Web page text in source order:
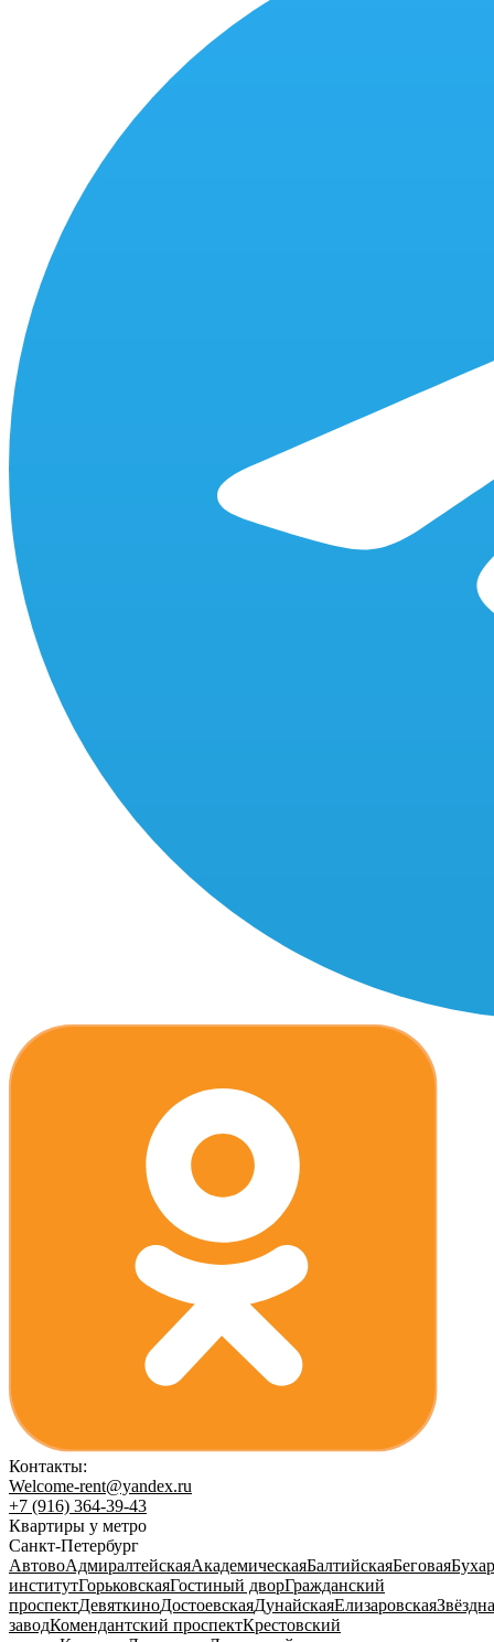
Контакты:
Welcome-rent@yandex.ru
+7 (916) 364-39-43
Квартиры у метро
Санкт-Петербург
АвтовоАдмиралтейскаяАкадемическаяБалтийскаяБеговая
институтГорьковскаяГостиный дворГражданский
проспектДевяткиноДостоевскаяДунайскаяЕлизаровская
заводКомендантский проспектКрестовский